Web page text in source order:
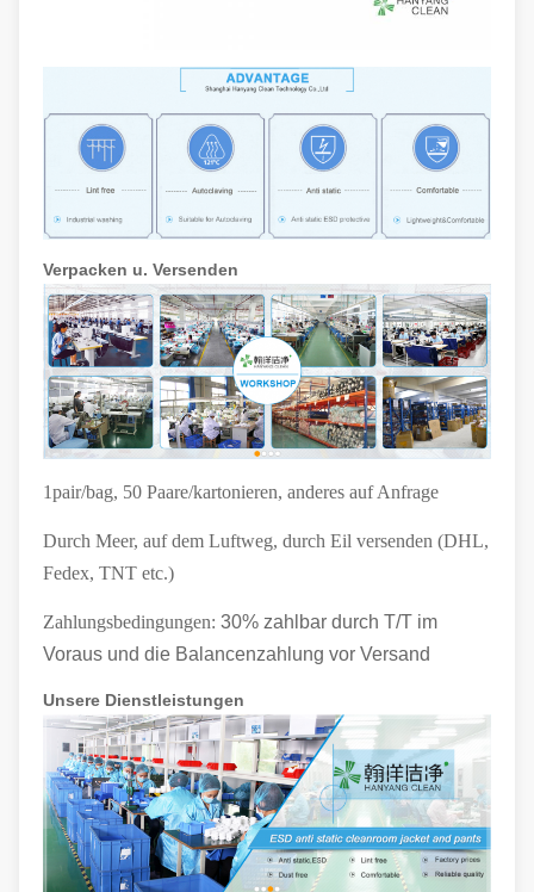
Verpacken u. Versenden
1pair/bag, 50 Paare/kartonieren, anderes auf Anfrage
Durch Meer, auf dem Luftweg, durch Eil versenden (DHL,
Fedex, TNT etc.)
Zahlungsbedingungen: 30% zahlbar durch T/T im
Voraus und die Balancenzahlung vor Versand
Unsere Dienstleistungen